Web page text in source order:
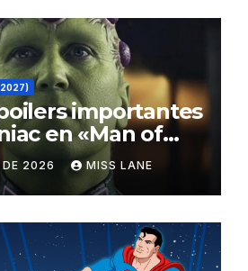
importantes
en «Man of
DE 2026 MISS LANE